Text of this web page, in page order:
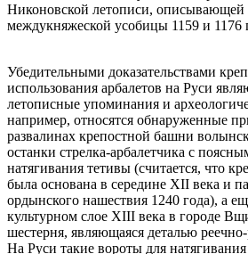
Никоновской летописи, описывающей
междукняжеской усобицы 1159 и 1176
Убедительными доказательствами
использования арбалетов на Руси
летописные упоминания и
например, относятся обнаруженные
развалинах крепостной башни
останки стрелка-арбалетчика с
натягивания тетивы (считается, что
была основана в середине XII века и
ордынского нашествия 1240 года), а
культурном слое XIII века в городе
шестерня, являющаяся деталью
На Руси такие вороты для